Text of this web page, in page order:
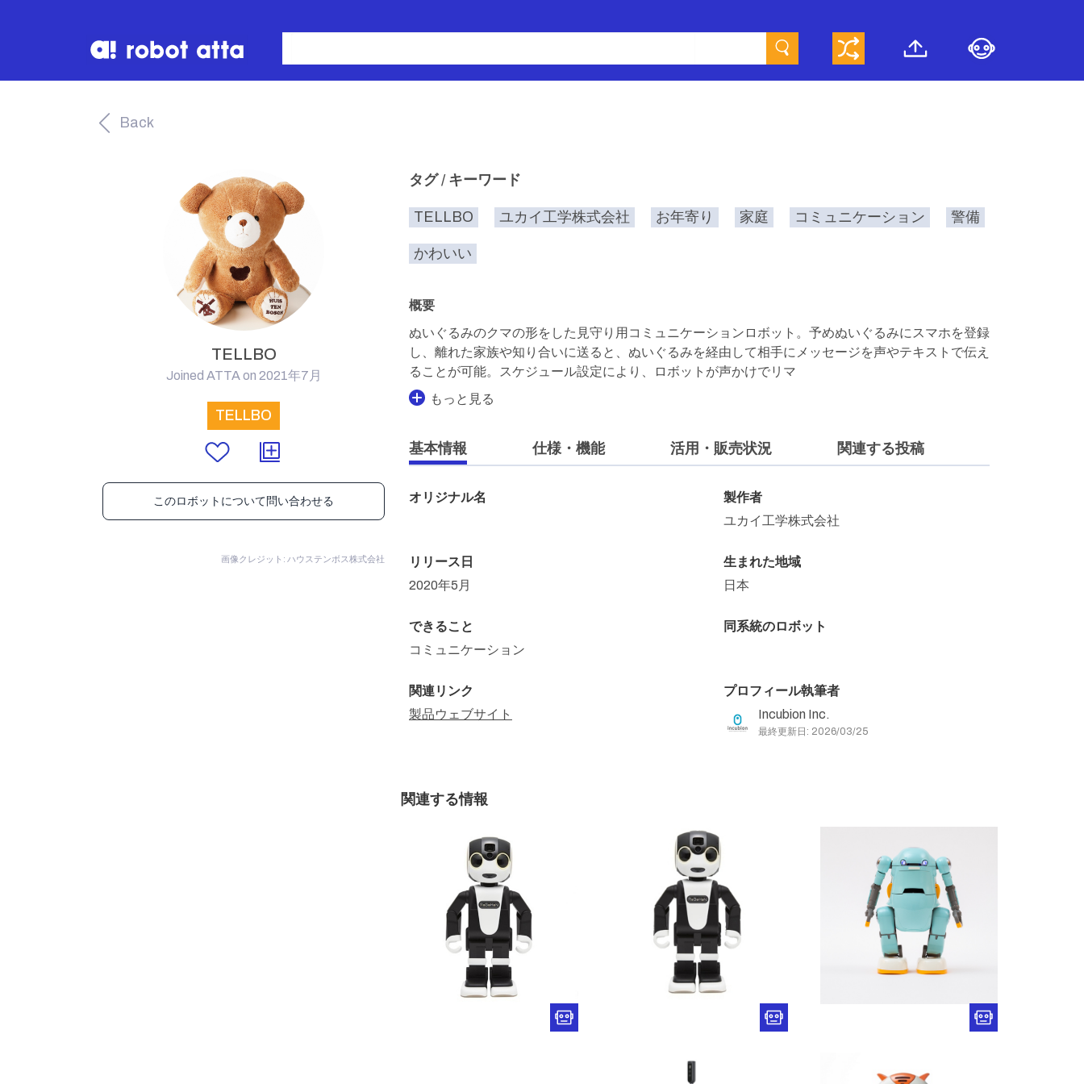
Back
TELLBO
Joined ATTA on 2021年7月
TELLBO
このロボットについて問い合わせる
画像クレジット: ハウステンボス株式会社
タグ / キーワード
TELLBO ユカイ工学株式会社 お年寄り 家庭 コミュニケーション 警備
かわいい
概要
ぬいぐるみのクマの形をした見守り用コミュニケーションロボット。予めぬいぐるみにスマホを登録
し、離れた家族や知り合いに送ると、ぬいぐるみを経由して相手にメッセージを声やテキストで伝え
ることが可能。スケジュール設定により、ロボットが声かけでリマ
もっと見る
基本情報 仕様・機能 活用・販売状況 関連する投稿
オリジナル名
製作者
ユカイ工学株式会社
リリース日
2020年5月
生まれた地域
日本
できること
コミュニケーション
同系統のロボット
関連リンク
製品ウェブサイト
プロフィール執筆者
Incubion Inc.
最終更新日: 2026/03/25
関連する情報